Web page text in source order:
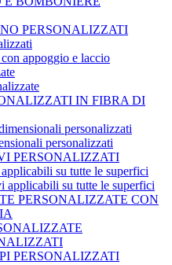
PERSONALIZZATI
appoggio e laccio
IN FIBRA DI
personalizzati
personalizzati
PERSONALIZZATI
su tutte le superfici
applicabili su tutte le superfici
PERSONALIZZATE CON
PERSONALIZZATI